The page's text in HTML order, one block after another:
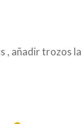
, añadir trozos